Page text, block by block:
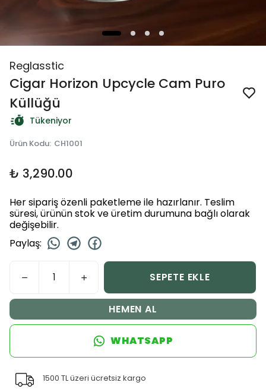
Reglasstic
Cigar Horizon Upcycle Cam Puro
Küllüğü
Tükeniyor
Ürün Kodu: CH1001
₺ 3,290.00
Her sipariş özenli paketleme ile hazırlanır. Teslim
süresi, ürünün stok ve üretim durumuna bağlı olarak
değişebilir.
Paylaş:
SEPETE EKLE
HEMEN AL
WHATSAPP
1500 TL üzeri ücretsiz kargo